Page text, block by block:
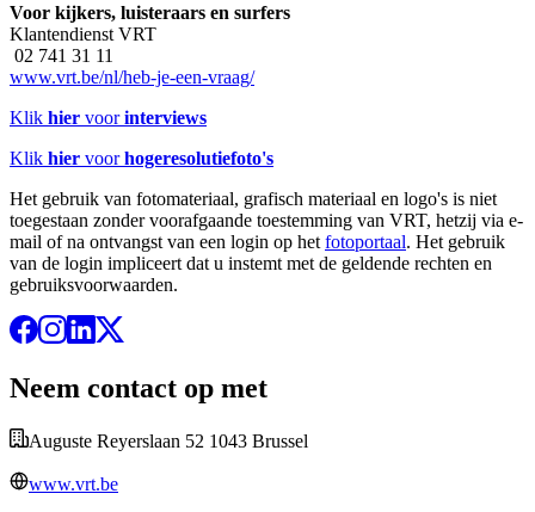
Voor kijkers, luisteraars en surfers
Klantendienst VRT
02 741 31 11
www.vrt.be/nl/heb-je-een-vraag/
Klik hier voorinterviews
Klik hier voorhogeresolutiefoto's
Het gebruik van fotomateriaal, grafisch materiaal en logo's is niet
toegestaan zonder voorafgaande toestemming van VRT, hetzij via e-
mail of na ontvangst van een login op het fotoportaal. Het gebruik
van de login impliceert dat u instemt met de geldende rechten en
gebruiksvoorwaarden.
Neem contact op met
Auguste Reyerslaan 52 1043 Brussel
www.vrt.be